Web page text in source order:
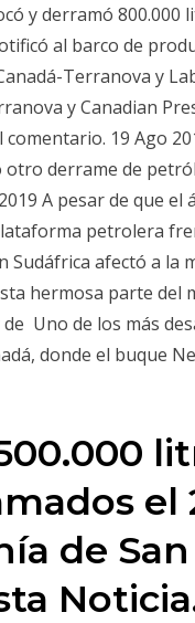
y derramó 800.000
al barco de
Terranova y
y Canadian
19 Ago
otro derrame de
A pesar de que
petrolera
afectó a la
hermosa parte del
Uno de los más
donde el buque
el
de